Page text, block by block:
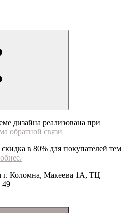
дизайна реализована при
обратной связи
в 80% для покупателей тем
Коломна, Макеева 1А, ТЦ
49